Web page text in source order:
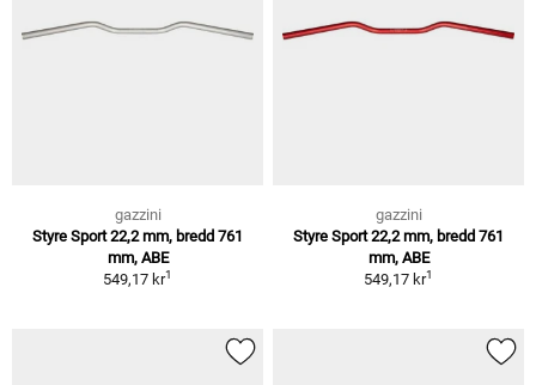
gazzini
Styre Sport 22,2 mm, bredd 761
mm, ABE
549,17 kr1
gazzini
Styre Sport 22,2 mm, bredd 761
mm, ABE
549,17 kr1